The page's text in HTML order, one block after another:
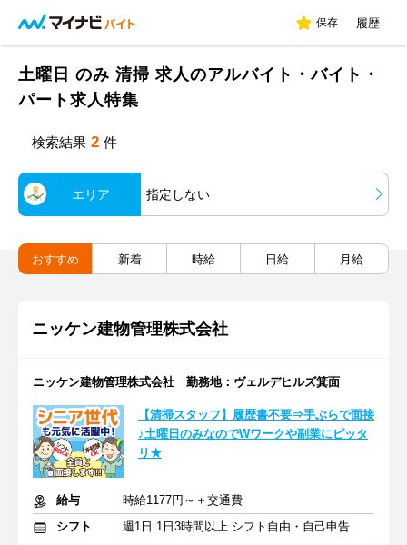
保存 履歴
土曜日 のみ 清掃 求人のアルバイト・バイト・
パート求人特集
検索結果 2 件
エリア 指定しない
おすすめ 新着 時給 日給 月給
ニッケン建物管理株式会社
ニッケン建物管理株式会社 勤務地：ヴェルデヒルズ箕面
【清掃スタッフ】履歴書不要⇒手ぶらで面接
♪土曜日のみなのでWワークや副業にピッタ
リ★
給与
時給1177円～＋交通費
シフト
週1日 1日3時間以上 シフト自由・自己申告